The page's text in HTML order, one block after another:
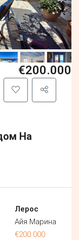
На
€200.000
Лерос
Айя Марина
€200.000